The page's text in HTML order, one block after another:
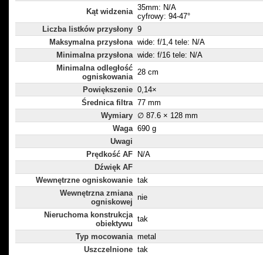
Kąt widzenia 35mm: N/A
cyfrowy: 94-47°
Liczba listków przysłony 9
Maksymalna przysłona wide: f/1,4 tele: N/A
Minimalna przysłona wide: f/16 tele: N/A
Minimalna odległość
ogniskowania
28 cm
Powiększenie 0,14×
Średnica filtra 77 mm
Wymiary ∅ 87.6 × 128 mm
Waga 690 g
Uwagi
Prędkość AF
N/A
Dźwięk AF
Wewnętrzne ogniskowanie tak
Wewnętrzna zmiana
ogniskowej
nie
Nieruchoma konstrukcja
obiektywu
tak
Typ mocowania metal
Uszczelnione tak